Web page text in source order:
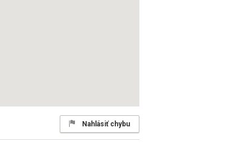
Nahlásiť chybu